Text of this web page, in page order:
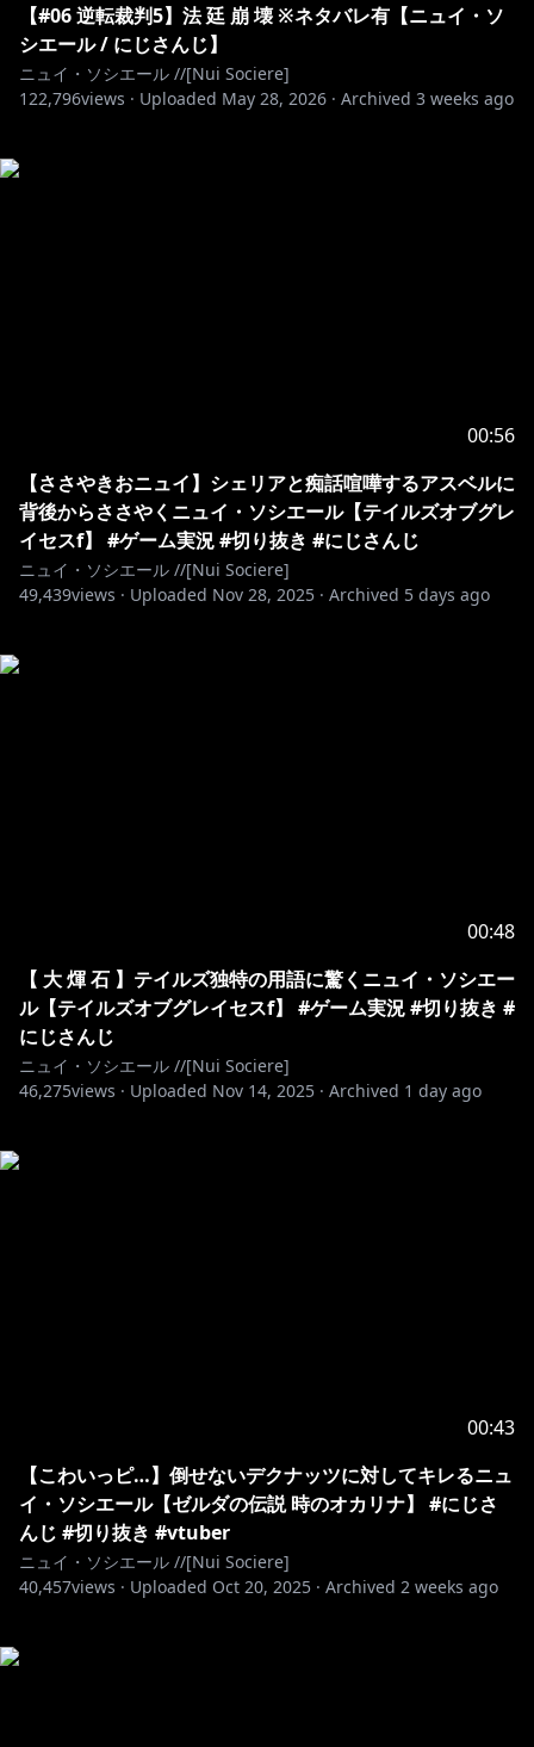
【#06 逆転裁判5】法 廷 崩 壊 ※ネタバレ有【ニュイ・ソ
シエール / にじさんじ】
ニュイ・ソシエール //[Nui Sociere]
122,796views · Uploaded May 28, 2026 · Archived 3 weeks ago
00:56
【ささやきおニュイ】シェリアと痴話喧嘩するアスベルに
背後からささやくニュイ・ソシエール【テイルズオブグレ
イセスf】 #ゲーム実況 #切り抜き #にじさんじ
ニュイ・ソシエール //[Nui Sociere]
49,439views · Uploaded Nov 28, 2025 · Archived 5 days ago
00:48
【 大 煇 石 】テイルズ独特の用語に驚くニュイ・ソシエー
ル【テイルズオブグレイセスf】 #ゲーム実況 #切り抜き #
にじさんじ
ニュイ・ソシエール //[Nui Sociere]
46,275views · Uploaded Nov 14, 2025 · Archived 1 day ago
00:43
【こわいっピ…】倒せないデクナッツに対してキレるニュ
イ・ソシエール【ゼルダの伝説 時のオカリナ】 #にじさ
んじ #切り抜き #vtuber
ニュイ・ソシエール //[Nui Sociere]
40,457views · Uploaded Oct 20, 2025 · Archived 2 weeks ago